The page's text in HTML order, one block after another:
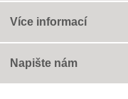
Více informací
Napište nám